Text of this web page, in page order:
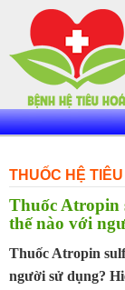
content
THUỐC HỆ
Thuốc Atropin
thế nào với
Thuốc Atropin
người sử dụng?